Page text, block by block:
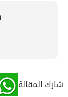
شارك المقالة